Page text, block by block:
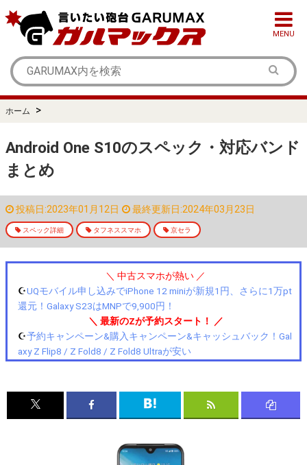
MENU
ホーム >
Android One S10のスペック・対応バンド
まとめ
投稿日:2023年01月12日 最終更新日:2024年03月23日
スペック詳細 タフネススマホ 京セラ
＼ 中古スマホが熱い ／
☪️UQモバイル申し込みでiPhone 12 miniが新規1円、さらに1万pt
還元！Galaxy S23はMNPで9,900円！
＼ 最新のZが予約スタート！ ／
☪️予約キャンペーン&購入キャンペーン&キャッシュバック！Gal
axy Z Flip8 / Z Fold8 / Z Fold8 Ultraが安い